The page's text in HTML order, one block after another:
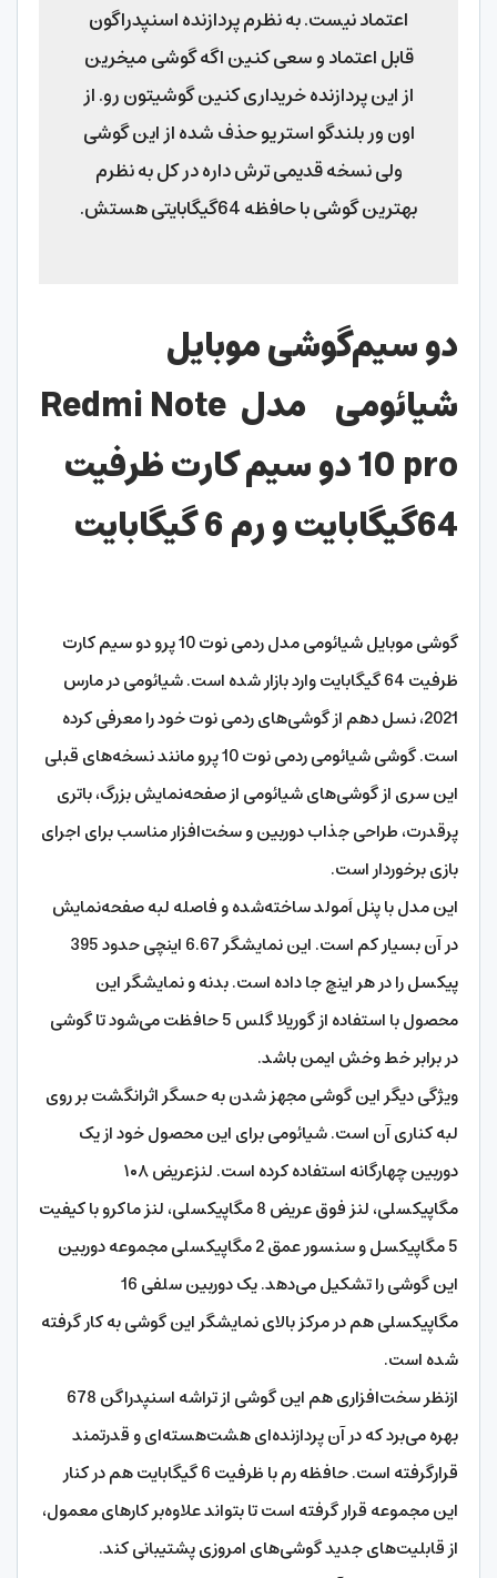
اعتماد نیست. به نظرم پردازنده اسنپدراگون
قابل اعتماد و سعی کنین اگه گوشی میخرین
از این پردازنده خریداری کنین گوشیتون رو. از
اون ور بلندگو استریو حذف شده از این گوشی
ولی نسخه قدیمی ترش داره در کل به نظرم
بهترین گوشی با حافظه 64گیگابایتی هستش.
دو سیم‌گوشی موبایل
شیائومی مدل Redmi Note
10 proدو سیم کارت ظرفیت
64گیگابایت و رم 6 گیگابایت
گوشی موبایل شیائومی مدل ردمی نوت 10 پرو دو سیم‌ کارت
ظرفیت 64 گیگابایت وارد بازار شده است. شیائومی در مارس
2021، نسل دهم از گوشی‌های ردمی نوت خود را معرفی کرده
است. گوشی شیائومی ردمی نوت 10 پرو مانند نسخه‌های قبلی
این سری از گوشی‌های شیائومی از صفحه‌نمایش بزرگ، باتری
پرقدرت، طراحی جذاب دوربین و سخت‌افزار مناسب برای اجرای
بازی برخوردار است.
این مدل با پنل اَمولد ساخته‌شده و فاصله لبه صفحه‌نمایش
در آن بسیار کم است. این نمایشگر 6.67 اینچی حدود 395
پیکسل را در هر اینچ جا داده است. بدنه و نمایشگر این
محصول با استفاده از گوریلا گلس 5 حافظت می‌شود تا گوشی
در برابر خط ‌وخش ایمن باشد.
ویژگی دیگر این گوشی مجهز شدن به حسگر اثرانگشت بر روی
لبه کناری آن است. شیائومی برای این محصول خود از یک
دوربین چهارگانه استفاده کرده است. لنزعریض ۱۰۸
مگاپیکسلی، لنز فوق عریض 8 مگاپیکسلی، لنز ماکرو با کیفیت
5 مگاپیکسل و سنسور عمق 2 مگاپیکسلی مجموعه دوربین
این گوشی را تشکیل می‌دهد. یک دوربین سلفی 16
مگاپیکسلی هم در مرکز بالای نمایشگر این گوشی به کار گرفته
شده است.
ازنظر سخت‌افزاری هم این گوشی از تراشه اسنپدراگن 678
بهره می‌برد که در آن پردازنده‌ای هشت‌هسته‌ا‌ی و قدرتمند
قرارگرفته است. حافظه رم با ظرفیت 6 گیگابایت هم در کنار
این مجموعه قرار گرفته است تا بتواند علاوه‌بر کارهای معمول،
از قابلیت‌های جدید گوشی‌های امروزی پشتیبانی کند.